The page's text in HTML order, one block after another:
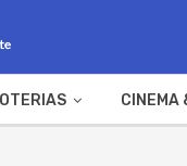
CINEMA